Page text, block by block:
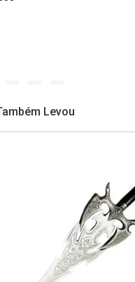
Levou